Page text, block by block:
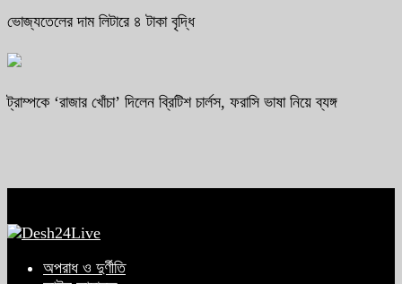
ভোজ্যতেলের দাম লিটারে ৪ টাকা বৃদ্ধি
ট্রাম্পকে ‘রাজার খোঁচা’ দিলেন ব্রিটিশ চার্লস, ফরাসি ভাষা নিয়ে ব্যঙ্গ
অপরাধ ও দুর্ণীতি